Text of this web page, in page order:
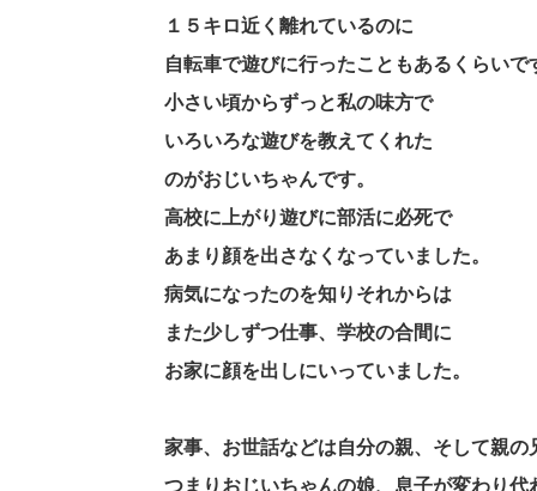
１５キロ近く離れているのに
自転車で遊びに行ったこともあるくらいで
小さい頃からずっと私の味方で
いろいろな遊びを教えてくれた
のがおじいちゃんです。
高校に上がり遊びに部活に必死で
あまり顔を出さなくなっていました。
病気になったのを知りそれからは
また少しずつ仕事、学校の合間に
お家に顔を出しにいっていました。
家事、お世話などは自分の親、そして親の
つまりおじいちゃんの娘、息子が変わり代